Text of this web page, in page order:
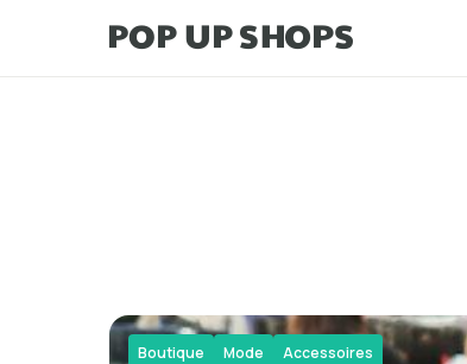
Boutique Mode Accessoires